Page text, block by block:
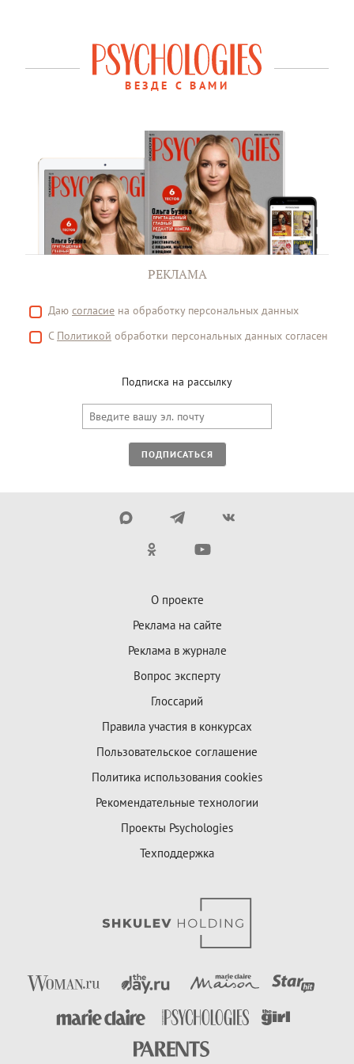
ВЕЗДЕ С ВАМИ
РЕКЛАМА
Даю согласие на обработку персональных данных
С Политикой обработки персональных данных согласен
Подписка на рассылку
ПОДПИСАТЬСЯ
О проекте
Реклама на сайте
Реклама в журнале
Вопрос эксперту
Глоссарий
Правила участия в конкурсах
Пользовательское соглашение
Политика использования cookies
Рекомендательные технологии
Проекты Psychologies
Техподдержка